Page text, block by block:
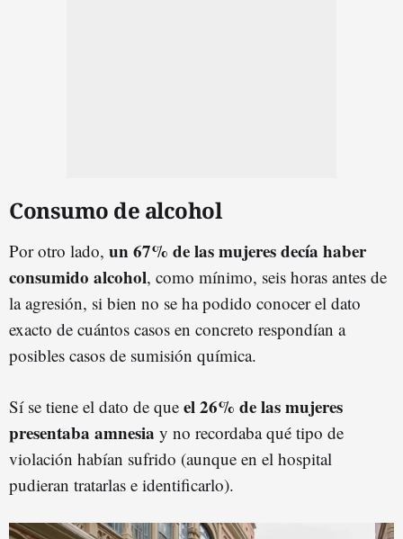
Consumo de alcohol
Por otro lado, un 67% de las mujeres decía haber
consumido alcohol, como mínimo, seis horas antes de
la agresión, si bien no se ha podido conocer el dato
exacto de cuántos casos en concreto respondían a
posibles casos de sumisión química.
Sí se tiene el dato de que el 26% de las mujeres
presentaba amnesia y no recordaba qué tipo de
violación habían sufrido (aunque en el hospital
pudieran tratarlas e identificarlo).